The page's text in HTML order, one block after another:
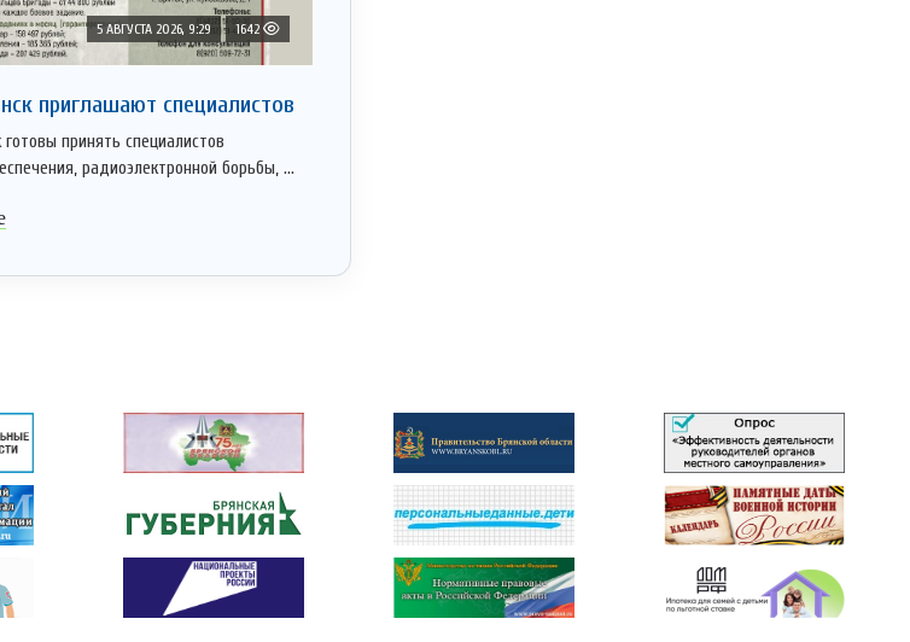
5 АВГУСТА 2026, 9:29 1642
приглaшают cпециaлистoв
принять специалистов
радиоэлектронной борьбы, ...